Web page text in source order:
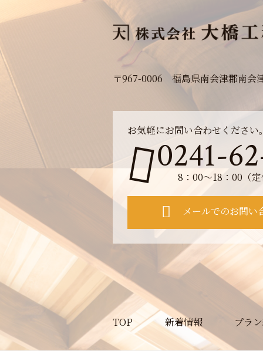
〒967-0006 福島県南会津郡南会
お気軽にお問い合わせください
0241-
8：00～18：00（
メールでのお問い
TOP 新着情報 プラ